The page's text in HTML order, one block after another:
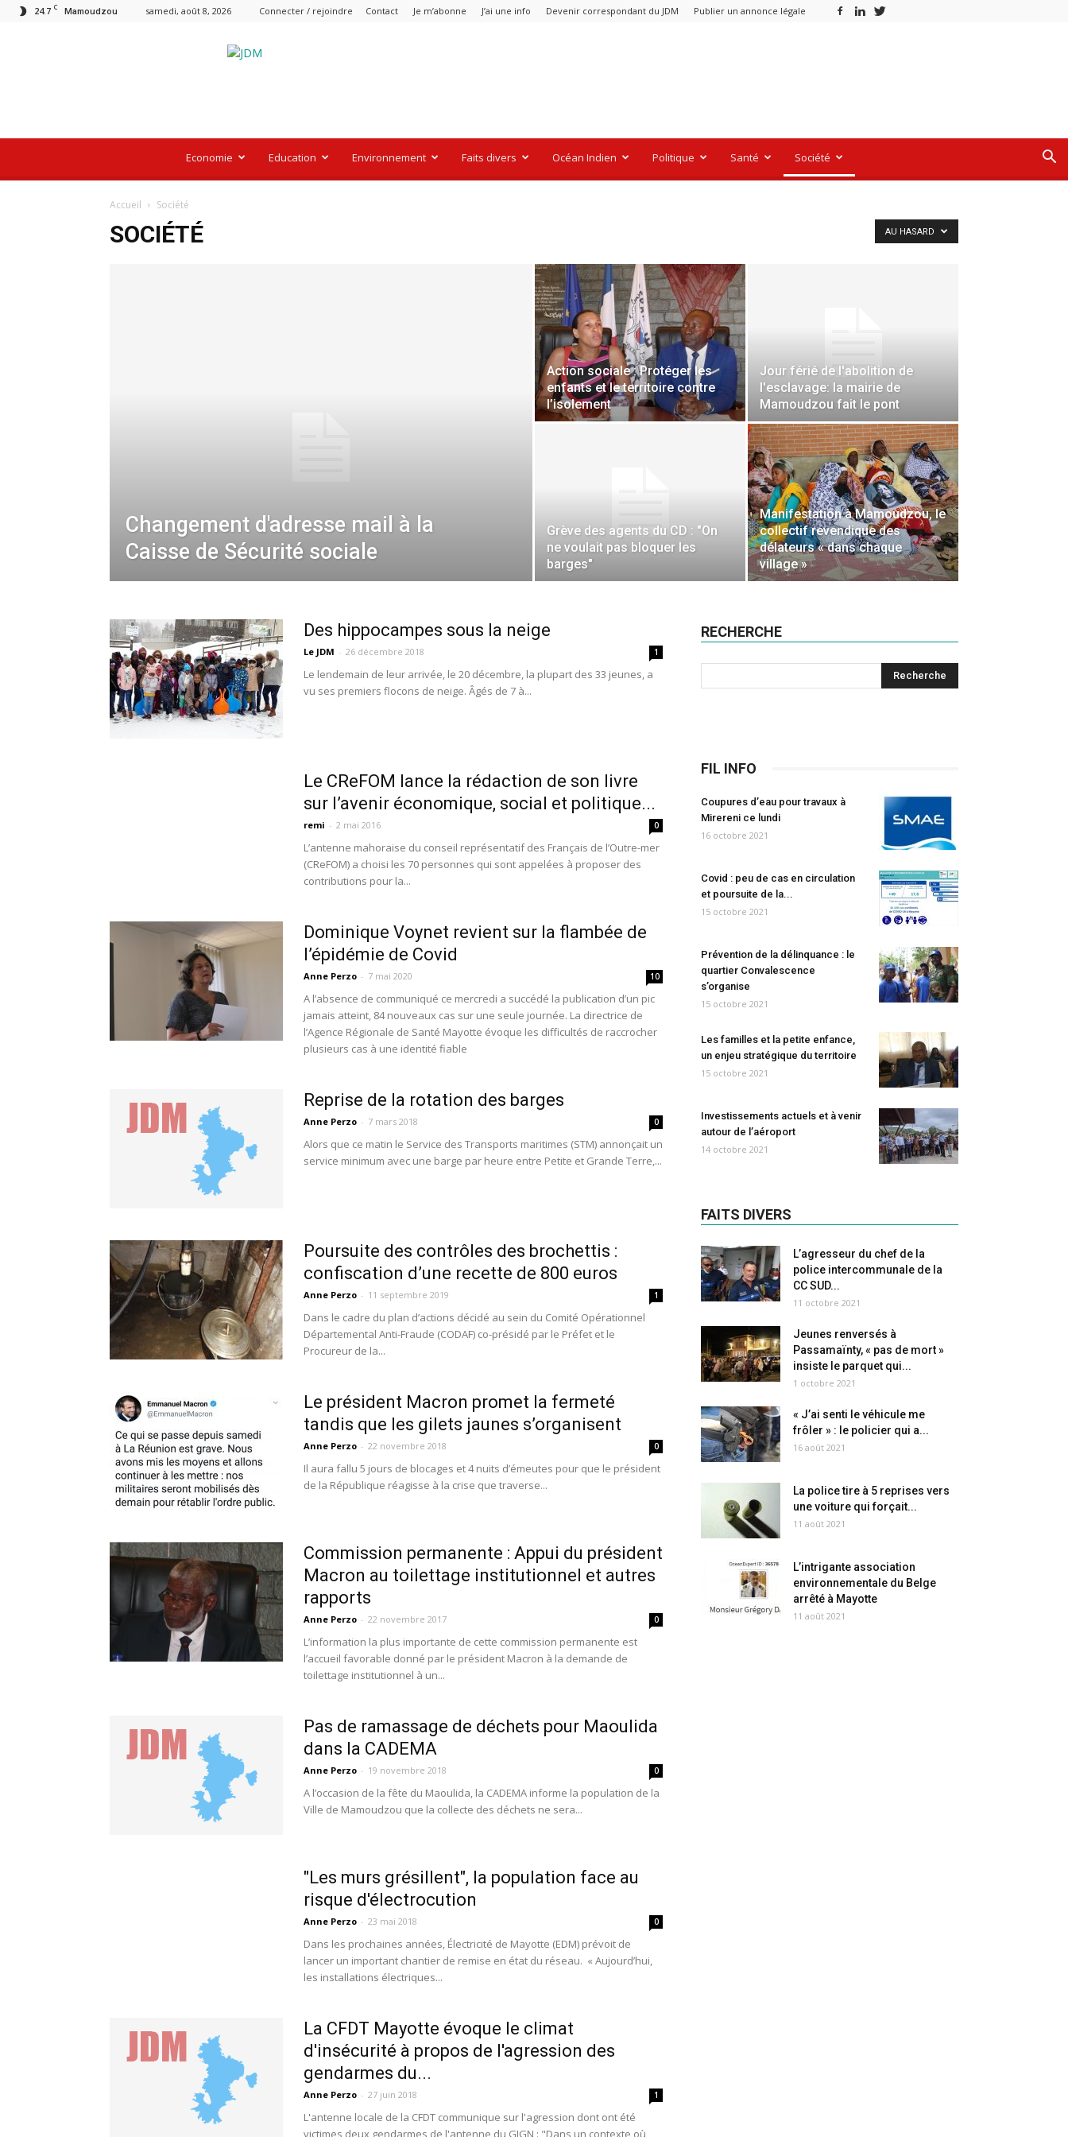
24.7 C Mamoudzou samedi, août 8, 2026 Connecter / rejoindre Contact Je m’abonne J’ai une info Devenir correspondant du JDM Publier un annonce légale
Economie Education Environnement Faits divers Océan Indien Politique Santé Société
Accueil Société
SOCIÉTÉ AU HASARD
Changement d'adresse mail à la
Caisse de Sécurité sociale
Action sociale : Protéger les
enfants et le territoire contre
l’isolement
Jour férié de l'abolition de
l'esclavage: la mairie de
Mamoudzou fait le pont
Grève des agents du CD : "On
ne voulait pas bloquer les
barges"
Manifestation à Mamoudzou, le
collectif revendique des
délateurs « dans chaque
village »
Des hippocampes sous la neige
Le JDM - 26 décembre 2018 1
Le lendemain de leur arrivée, le 20 décembre, la plupart des 33 jeunes, a
vu ses premiers flocons de neige. Âgés de 7 à...
Le CReFOM lance la rédaction de son livre
sur l’avenir économique, social et politique...
remi - 2 mai 2016 0
L’antenne mahoraise du conseil représentatif des Français de l’Outre-mer
(CReFOM) a choisi les 70 personnes qui sont appelées à proposer des
contributions pour la...
Dominique Voynet revient sur la flambée de
l’épidémie de Covid
Anne Perzo - 7 mai 2020 10
A l’absence de communiqué ce mercredi a succédé la publication d’un pic
jamais atteint, 84 nouveaux cas sur une seule journée. La directrice de
l’Agence Régionale de Santé Mayotte évoque les difficultés de raccrocher
plusieurs cas à une identité fiable
Reprise de la rotation des barges
Anne Perzo - 7 mars 2018 0
Alors que ce matin le Service des Transports maritimes (STM) annonçait un
service minimum avec une barge par heure entre Petite et Grande Terre,...
Poursuite des contrôles des brochettis :
confiscation d’une recette de 800 euros
Anne Perzo - 11 septembre 2019 1
Dans le cadre du plan d’actions décidé au sein du Comité Opérationnel
Départemental Anti-Fraude (CODAF) co-présidé par le Préfet et le
Procureur de la...
Le président Macron promet la fermeté
tandis que les gilets jaunes s’organisent
Anne Perzo - 22 novembre 2018 0
Il aura fallu 5 jours de blocages et 4 nuits d’émeutes pour que le président
de la République réagisse à la crise que traverse...
Commission permanente : Appui du président
Macron au toilettage institutionnel et autres
rapports
Anne Perzo - 22 novembre 2017 0
L’information la plus importante de cette commission permanente est
l’accueil favorable donné par le président Macron à la demande de
toilettage institutionnel à un...
Pas de ramassage de déchets pour Maoulida
dans la CADEMA
Anne Perzo - 19 novembre 2018 0
A l’occasion de la fête du Maoulida, la CADEMA informe la population de la
Ville de Mamoudzou que la collecte des déchets ne sera...
"Les murs grésillent", la population face au
risque d'électrocution
Anne Perzo - 23 mai 2018 0
Dans les prochaines années, Électricité de Mayotte (EDM) prévoit de
lancer un important chantier de remise en état du réseau. « Aujourd’hui,
les installations électriques...
La CFDT Mayotte évoque le climat
d'insécurité à propos de l'agression des
gendarmes du...
Anne Perzo - 27 juin 2018 1
L'antenne locale de la CFDT communique sur l'agression dont ont été
victimes deux gendarmes de l'antenne du GIGN : "Dans un contexte où
RECHERCHE
FIL INFO
Coupures d’eau pour travaux à
Mirereni ce lundi
16 octobre 2021
Covid : peu de cas en circulation
et poursuite de la...
15 octobre 2021
Prévention de la délinquance : le
quartier Convalescence
s’organise
15 octobre 2021
Les familles et la petite enfance,
un enjeu stratégique du territoire
15 octobre 2021
Investissements actuels et à venir
autour de l’aéroport
14 octobre 2021
FAITS DIVERS
L’agresseur du chef de la
police intercommunale de la
CC SUD...
11 octobre 2021
Jeunes renversés à
Passamaïnty, « pas de mort »
insiste le parquet qui...
1 octobre 2021
« J’ai senti le véhicule me
frôler » : le policier qui a...
16 août 2021
La police tire à 5 reprises vers
une voiture qui forçait...
11 août 2021
L’intrigante association
environnementale du Belge
arrêté à Mayotte
11 août 2021